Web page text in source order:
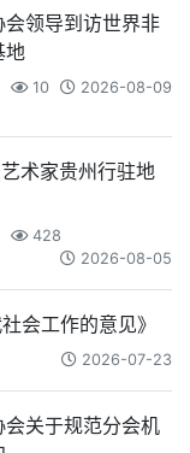
领导到访世界非
地
10 2026-08-09
术家贵州行驻地
428
2026-08-05
会工作的意见》
2026-07-23
关于规范分会机